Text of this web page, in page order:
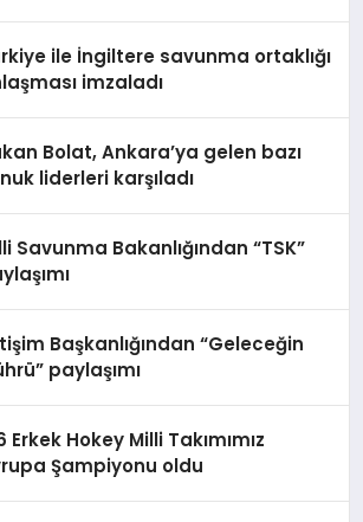
ile İngiltere savunma ortaklığı
imzaladı
Bolat, Ankara’ya gelen bazı
liderleri karşıladı
Savunma Bakanlığından “TSK”
Başkanlığından “Geleceğin
paylaşımı
Erkek Hokey Milli Takımımız
Şampiyonu oldu